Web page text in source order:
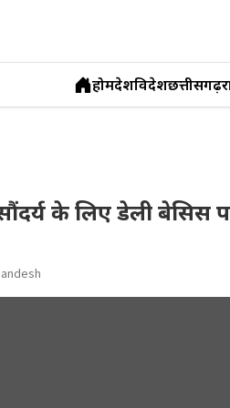
होमदेशविदेशछत्तीसगढ़
के लिए डेली बेसिस